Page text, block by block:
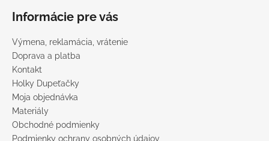
Informácie pre vás
Výmena, reklamácia, vrátenie
Doprava a platba
Kontakt
Holky Dupeťačky
Moja objednávka
Materiály
Obchodné podmienky
Podmienky ochrany osobných údajov